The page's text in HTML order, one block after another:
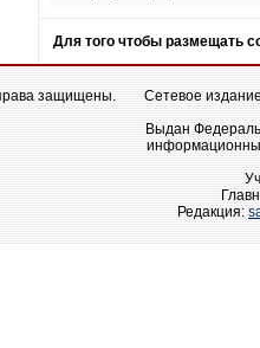
Для того чтобы размещать
защищены.
Сетевое
Выдан
Редакция: